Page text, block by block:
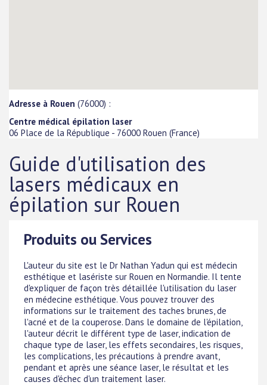
Adresse à Rouen (76000) :
Centre médical épilation laser
06 Place de la République - 76000 Rouen (France)
Guide d'utilisation des
lasers médicaux en
épilation sur Rouen
Produits ou Services
L'auteur du site est le Dr Nathan Yadun qui est médecin
esthétique et lasériste sur Rouen en Normandie. Il tente
d'expliquer de façon très détaillée l'utilisation du laser
en médecine esthétique. Vous pouvez trouver des
informations sur le traitement des taches brunes, de
l'acné et de la couperose. Dans le domaine de l'épilation,
l'auteur décrit le différent type de laser, indication de
chaque type de laser, les effets secondaires, les risques,
les complications, les précautions à prendre avant,
pendant et après une séance laser, le résultat et les
causes d'échec d'un traitement laser.